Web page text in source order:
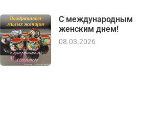
С международным
женским днем!
08.03.2026